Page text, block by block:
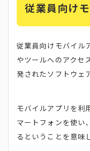
従業員向け
従業員向けモバイル
やツールへのアクセ
発されたソフトウェ
モバイルアプリを利
マートフォンを使い
るということを意味